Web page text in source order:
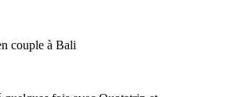
couple à Bali